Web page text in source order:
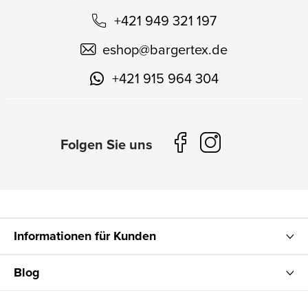
+421 949 321 197
eshop@bargertex.de
+421 915 964 304
Informationen für Kunden
Blog